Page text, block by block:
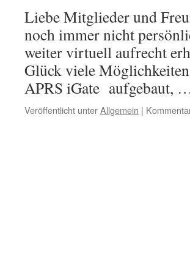
Liebe Mitglieder und
noch immer nicht
weiter virtuell aufrecht
Glück viele
APRS iGate aufgebaut,
Veröffentlicht unterAllgemein |